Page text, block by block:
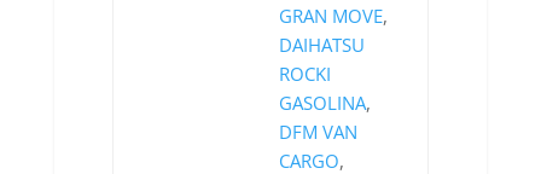
GRAN MOVE,
DAIHATSU
ROCKI
GASOLINA,
DFM VAN
CARGO,